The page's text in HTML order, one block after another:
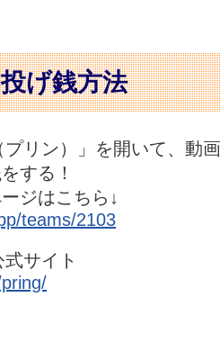
げ銭方法
リン）」を開いて、動
する！
ジはこちら↓
teams/2103
式サイト